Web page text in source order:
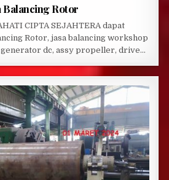
Balancing Rotor
CIPTA SEJAHTERA dapat
Rotor, jasa balancing workshop
dc, assy propeller, drive…